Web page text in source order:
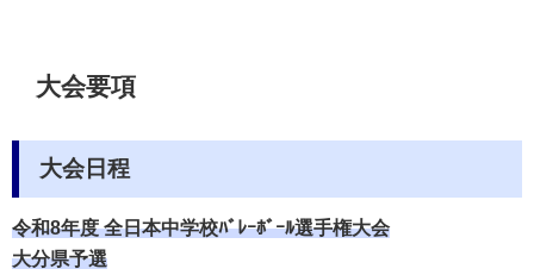
大会要項
大会日程
令和8年度 全日本中学校ﾊﾞﾚｰﾎﾞｰﾙ選手権大会
大分県予選